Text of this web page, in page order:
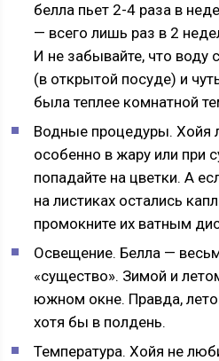
белла пьет 2-4 раза в
— всего лишь раз в 2
И не забывайте, что воду
(в открытой посуде) и
была теплее комнатной
Водные процедуры. Хойя
особенно в жару или при
попадайте на цветки. А
на листиках остались
промокните их ватным
Освещение. Белла —
«существо». Зимой и
южном окне. Правда,
хотя бы в полдень.
Температура. Хойя не